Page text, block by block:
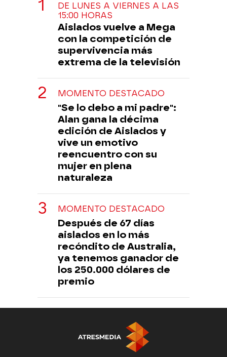
DE LUNES A VIERNES A LAS
15:00 HORAS
Aislados vuelve a Mega
con la competición de
supervivencia más
extrema de la televisión
MOMENTO DESTACADO
"Se lo debo a mi padre":
Alan gana la décima
edición de Aislados y
vive un emotivo
reencuentro con su
mujer en plena
naturaleza
MOMENTO DESTACADO
Después de 67 días
aislados en lo más
recóndito de Australia,
ya tenemos ganador de
los 250.000 dólares de
premio